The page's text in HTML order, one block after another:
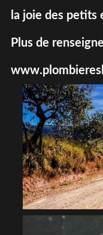
la joie des petits
Plus de